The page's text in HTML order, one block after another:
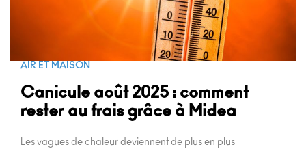
AIR ET MAISON
Canicule août 2025 : comment
rester au frais grâce à Midea
Les vagues de chaleur deviennent de plus en plus